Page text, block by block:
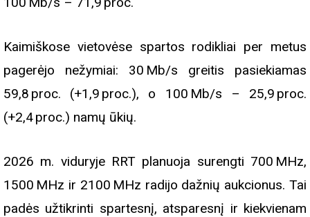
Kaimiškose vietovėse spartos rodikliai per metus
pagerėjo nežymiai: 30 Mb/s greitis pasiekiamas
59,8 proc. (+1,9 proc.), o 100 Mb/s – 25,9 proc.
(+2,4 proc.) namų ūkių.
2026 m. viduryje RRT planuoja surengti 700 MHz,
1500 MHz ir 2100 MHz radijo dažnių aukcionus. Tai
padės užtikrinti spartesnį, atsparesnį ir kiekvienam